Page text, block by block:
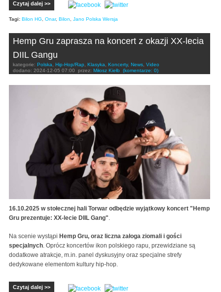
Czytaj dalej >>
Tagi: Bilon HG, Onar, Bilon, Jano Polska Wersja
Hemp Gru zaprasza na koncert z okazji XX-lecia
DIIL Gangu
kategorie: Polska, Hip-Hop/Rap, Klasyka, Koncerty, News, Video
dodano: 2024-12-05 07:00 przez: Miłosz Kiełb (komentarze: 0)
16.10.2025 w stołecznej hali Torwar odbędzie wyjątkowy koncert "Hemp
Gru prezentuje: XX-lecie DIIL Gang".
Na scenie wystąpi Hemp Gru, oraz liczna załoga ziomali i gości
specjalnych. Oprócz koncertów ikon polskiego rapu, przewidziane są
dodatkowe atrakcje, m.in. panel dyskusyjny oraz specjalne strefy
dedykowane elementom kultury hip-hop.
Czytaj dalej >>